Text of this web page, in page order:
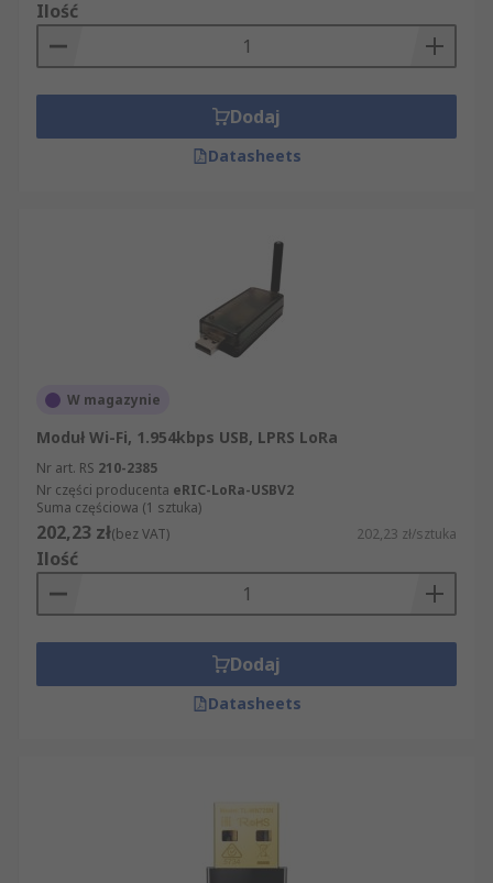
Ilość
Dodaj
Datasheets
W magazynie
Moduł Wi-Fi, 1.954kbps USB, LPRS LoRa
Nr art. RS 210-2385
Nr części producenta eRIC-LoRa-USBV2
Suma częściowa (1 sztuka)
202,23 zł(bez VAT) 202,23 zł/sztuka
Ilość
Dodaj
Datasheets